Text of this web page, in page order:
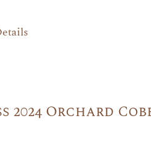
2024 Orchard